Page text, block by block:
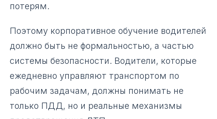
потерям.
Поэтому корпоративное обучение водителей
должно быть не формальностью, а частью
системы безопасности. Водители, которые
ежедневно управляют транспортом по
рабочим задачам, должны понимать не
только ПДД, но и реальные механизмы